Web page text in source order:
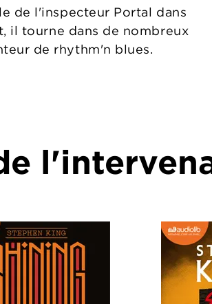
de l'inspecteur Portal dans
il tourne dans de nombreux
de rhythm'n blues.